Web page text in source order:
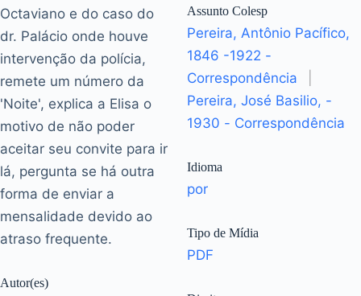
Octaviano e do caso do
dr. Palácio onde houve
intervenção da polícia,
remete um número da
'Noite', explica a Elisa o
motivo de não poder
aceitar seu convite para ir
lá, pergunta se há outra
forma de enviar a
mensalidade devido ao
atraso frequente.
Autor(es)
Assunto Colesp
Pereira, Antônio Pacífico,
1846 -1922 -
Correspondência
Pereira, José Basilio, -
1930 - Correspondência
Idioma
por
Tipo de Mídia
PDF